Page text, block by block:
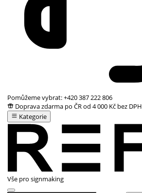
Pomůžeme vybrat:+420 387 222 806
Doprava zdarma po ČR od 4 000 Kč bez DPH
Kategorie
Vše pro signmaking